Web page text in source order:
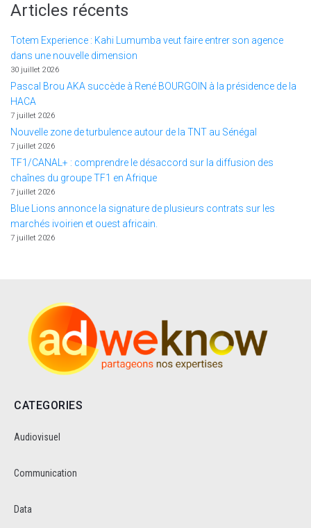
Articles récents
Totem Experience : Kahi Lumumba veut faire entrer son agence
dans une nouvelle dimension
30 juillet 2026
Pascal Brou AKA succède à René BOURGOIN à la présidence de la
HACA
7 juillet 2026
Nouvelle zone de turbulence autour de la TNT au Sénégal
7 juillet 2026
TF1/CANAL+ : comprendre le désaccord sur la diffusion des
chaînes du groupe TF1 en Afrique
7 juillet 2026
Blue Lions annonce la signature de plusieurs contrats sur les
marchés ivoirien et ouest africain.
7 juillet 2026
CATEGORIES
Audiovisuel
Communication
Data